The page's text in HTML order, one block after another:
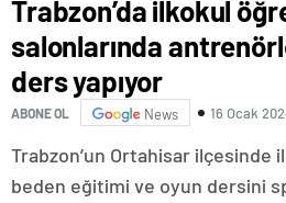
Trabzon’da ilkokul
salonlarında
ders yapıyor
ABONE OL News 16 Ocak
Trabzon’un Ortahisar ilçesinde
beden eğitimi ve oyun dersini